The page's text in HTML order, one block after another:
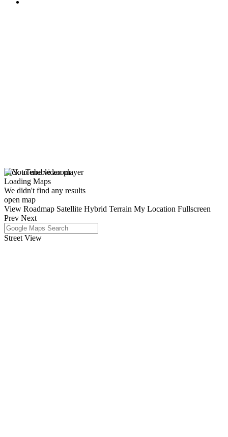
click to enable zoom
Loading Maps
We didn't find any results
open map
View Roadmap Satellite Hybrid Terrain My Location Fullscreen
Prev Next
Street View